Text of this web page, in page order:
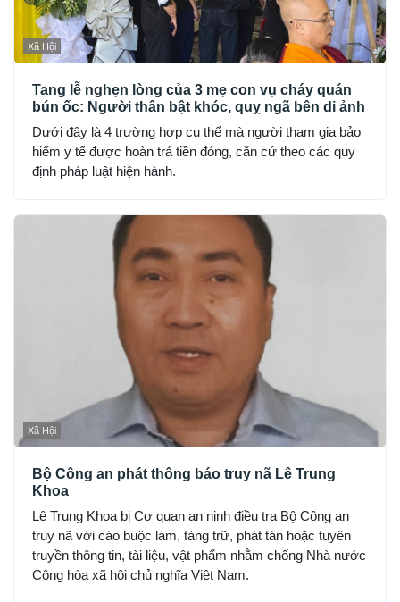
Xã Hội
Tang lễ nghẹn lòng của 3 mẹ con vụ cháy quán
bún ốc: Người thân bật khóc, quỵ ngã bên di ảnh
Dưới đây là 4 trường hợp cụ thể mà người tham gia bảo
hiểm y tế được hoàn trả tiền đóng, căn cứ theo các quy
định pháp luật hiện hành.
Xã Hội
Bộ Công an phát thông báo truy nã Lê Trung
Khoa
Lê Trung Khoa bị Cơ quan an ninh điều tra Bộ Công an
truy nã với cáo buộc làm, tàng trữ, phát tán hoặc tuyên
truyền thông tin, tài liệu, vật phẩm nhằm chống Nhà nước
Cộng hòa xã hội chủ nghĩa Việt Nam.